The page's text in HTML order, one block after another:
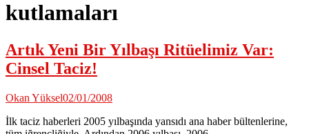
kutlamaları
Artık Yeni Bir Yılbaşı Ritüelimiz Var:
Cinsel Taciz!
Okan Yüksel02/01/2008
İlk taciz haberleri 2005 yılbaşında yansıdı ana haber bültenlerine,